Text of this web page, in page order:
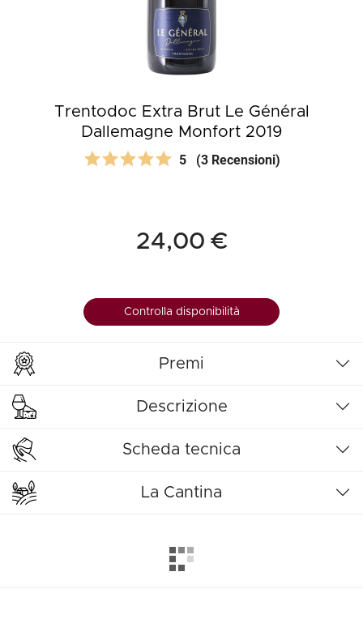
Trentodoc Extra Brut Le Général
Dallemagne Monfort 2019
5 (3 Recensioni)
24,00 €
Controlla disponibilità
Premi
Descrizione
Scheda tecnica
La Cantina